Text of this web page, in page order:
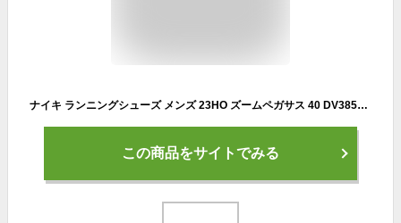
ナイキ ランニングシューズ メンズ 23HO ズームペガサス 40 DV3853-002 NIKE
この商品をサイトでみる